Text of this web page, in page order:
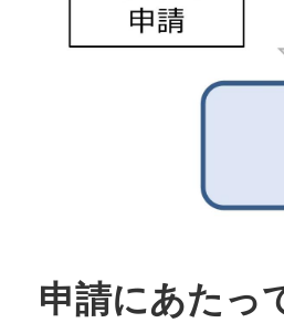
申請にあたっ